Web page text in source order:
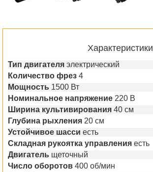
Характеристики
Тип двигателя электрический
Количество фрез 4
Мощность 1500 Вт
Номинальное напряжение 220 В
Ширина культивирования 40 см
Глубина рыхления 20 см
Устойчивое шасси есть
Складная рукоятка управления есть
Двигатель щеточный
Число оборотов 400 об/мин